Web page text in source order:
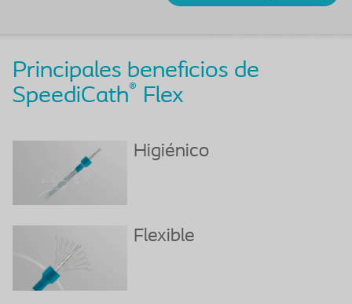
Principales beneficios de
SpeediCath® Flex
Higiénico
Flexible